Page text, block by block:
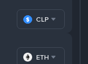
CLP
ETH